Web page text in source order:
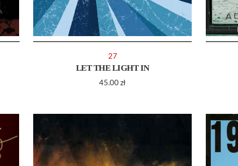
LET THE LIGHT IN
45.00 zł
27